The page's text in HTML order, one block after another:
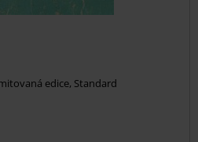
edice, Standard